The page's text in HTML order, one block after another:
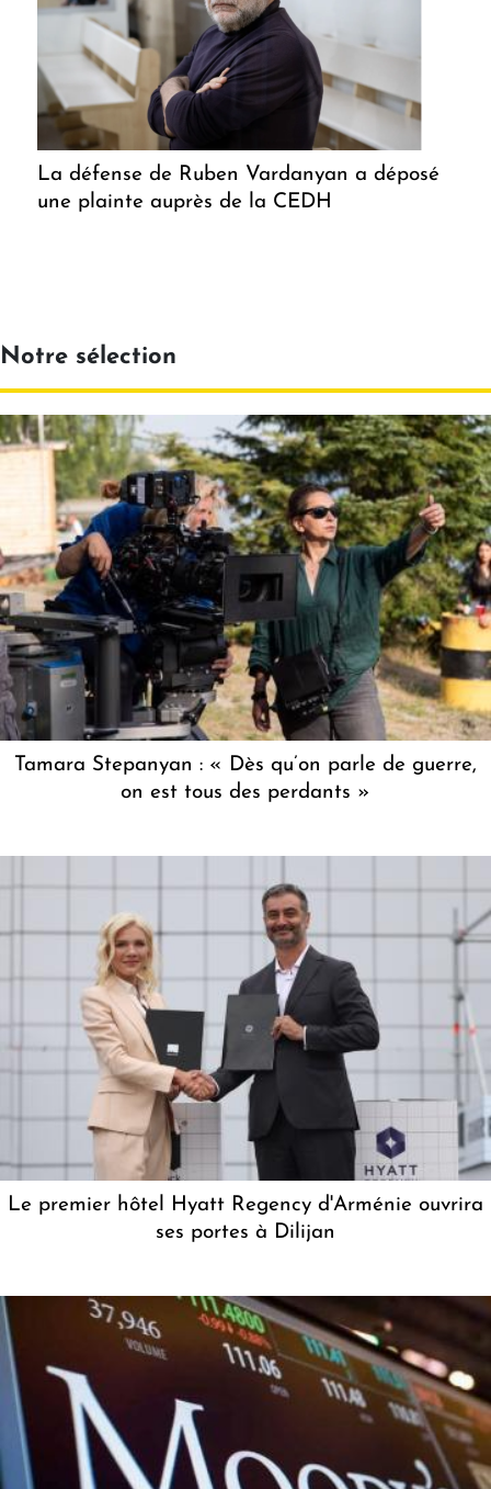
La défense de Ruben Vardanyan a déposé
une plainte auprès de la CEDH
Notre sélection
Tamara Stepanyan : « Dès qu’on parle de guerre,
on est tous des perdants »
Le premier hôtel Hyatt Regency d'Arménie ouvrira
ses portes à Dilijan